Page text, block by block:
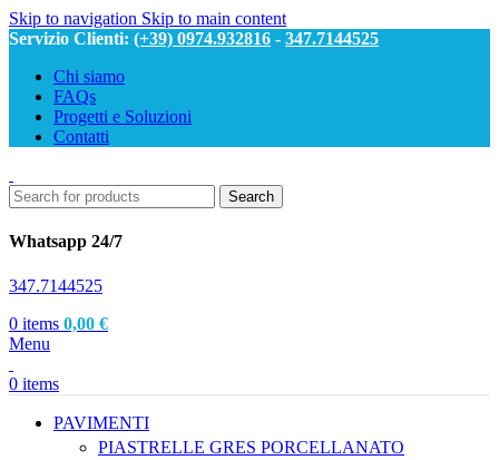
Skip to navigation Skip to main content
Servizio Clienti: (+39) 0974.932816 - 347.7144525
Chi siamo
FAQs
Progetti e Soluzioni
Contatti
Search
Whatsapp 24/7
347.7144525
0 items 0,00 €
Menu
0 items
PAVIMENTI
PIASTRELLE GRES PORCELLANATO